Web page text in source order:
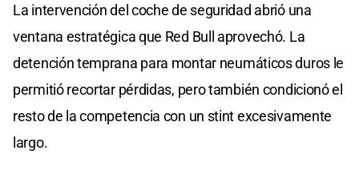
La intervención del coche de seguridad abrió una
ventana estratégica que Red Bull aprovechó. La
detención temprana para montar neumáticos duros le
permitió recortar pérdidas, pero también condicionó el
resto de la competencia con un stint excesivamente
largo.